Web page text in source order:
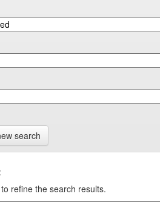
search
refine the search results.